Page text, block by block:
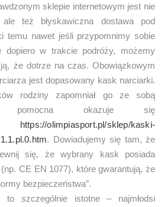
sklepie internetowym jest nie
też błyskawiczna dostawa pod
temu nawet jeśli przypomnimy sobie
dopiero w trakcie podróży, możemy
że dotrze na czas. Obowiązkowym
jest dopasowany kask narciarki.
rodziny zapomniał go ze sobą
pomocna okazuje się
https://olimpiasport.pl/sklep/kaski-
. Dowiadujemy się tam, że
się, że wybrany kask posiada
CE EN 1077), które gwarantują, że
bezpieczeństwa”.
szczególnie istotne – najmłodsi